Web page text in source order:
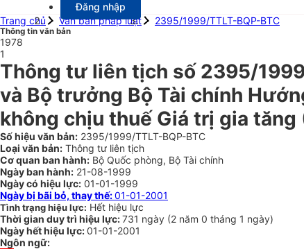
Đăng nhập
Trang chủ
Văn bản pháp luật 2395/1999/TTLT-BQP-BTC
Thông tin văn bản
1978
1
Thông tư liên tịch số 2395/
và Bộ trưởng Bộ Tài chính
không chịu thuế Giá trị gia
Số hiệu văn bản: 2395/1999/TTLT-BQP-BTC
Loại văn bản: Thông tư liên tịch
Cơ quan ban hành: Bộ Quốc phòng, Bộ Tài chính
Ngày ban hành: 21-08-1999
Ngày có hiệu lực: 01-01-1999
Ngày bị bãi bỏ, thay thế:01-01-2001
Tình trạng hiệu lực: Hết hiệu lực
Thời gian duy trì hiệu lực:731 ngày (2 năm 0 tháng 1 ngày)
Ngày hết hiệu lực:01-01-2001
Ngôn ngữ: